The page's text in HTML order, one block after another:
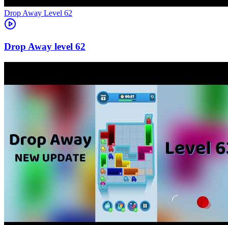
Level 62
62